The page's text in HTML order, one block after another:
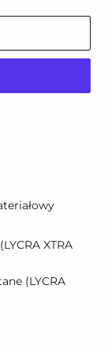
XTRA
(LYCRA